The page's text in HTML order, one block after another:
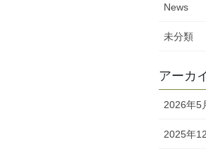
News
未分類
アーカ
2026年5
2025年